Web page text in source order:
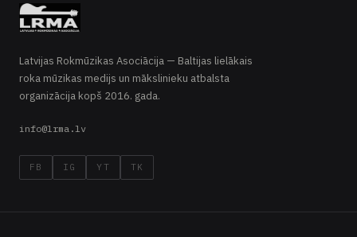
Latvijas Rokmūzikas Asociācija — Baltijas lielākais
roka mūzikas medijs un mākslinieku atbalsta
organizācija kopš 2016. gada.
info@lrma.lv
FB IG YT TK